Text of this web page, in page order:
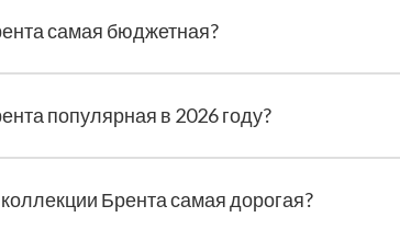
самая бюджетная?
популярная в 2026 году?
Брента самая дорогая?